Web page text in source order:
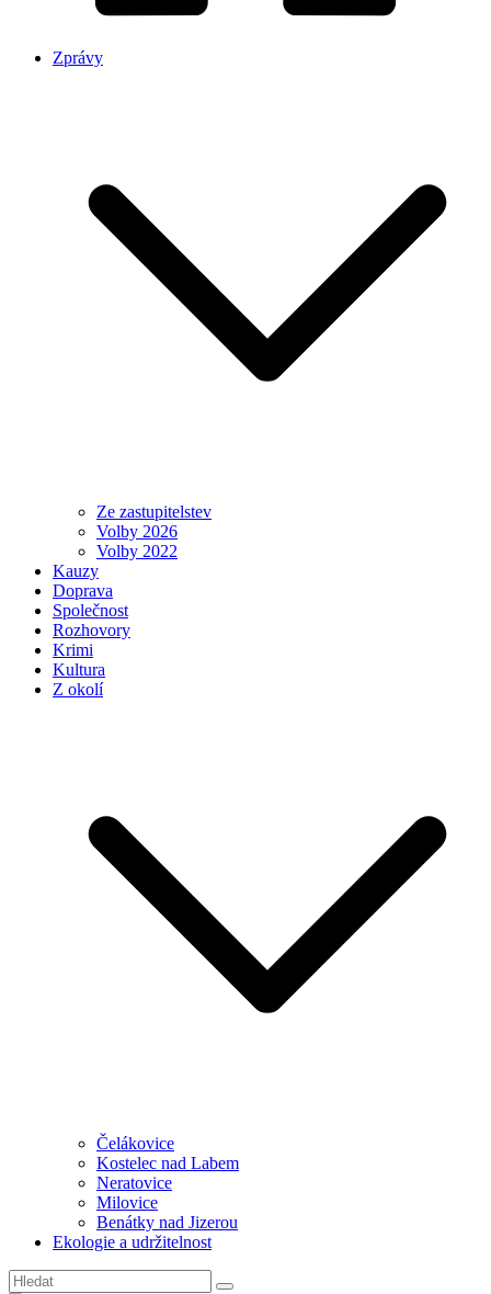
Zprávy
Ze zastupitelstev
Volby 2026
Volby 2022
Kauzy
Doprava
Společnost
Rozhovory
Krimi
Kultura
Z okolí
Čelákovice
Kostelec nad Labem
Neratovice
Milovice
Benátky nad Jizerou
Ekologie a udržitelnost